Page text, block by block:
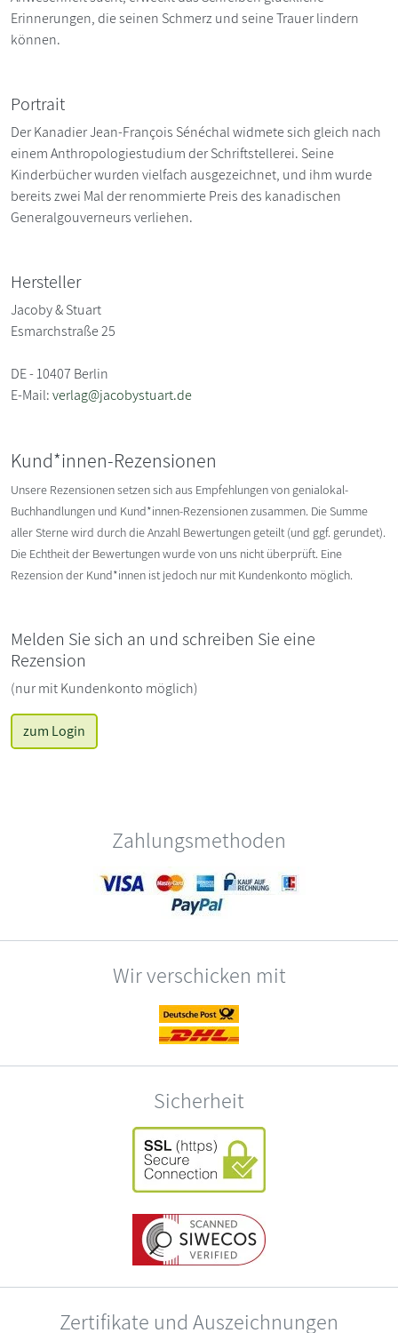
Erinnerungen, die seinen Schmerz und seine Trauer lindern
können.
Portrait
Der Kanadier Jean-François Sénéchal widmete sich gleich nach
einem Anthropologiestudium der Schriftstellerei. Seine
Kinderbücher wurden vielfach ausgezeichnet, und ihm wurde
bereits zwei Mal der renommierte Preis des kanadischen
Generalgouverneurs verliehen.
Hersteller
Jacoby & Stuart
Esmarchstraße 25
DE - 10407 Berlin
E-Mail:verlag@jacobystuart.de
Kund*innen-Rezensionen
Unsere Rezensionen setzen sich aus Empfehlungen von genialokal-
Buchhandlungen und Kund*innen-Rezensionen zusammen. Die Summe
aller Sterne wird durch die Anzahl Bewertungen geteilt (und ggf. gerundet).
Die Echtheit der Bewertungen wurde von uns nicht überprüft. Eine
Rezension der Kund*innen ist jedoch nur mit Kundenkonto möglich.
Melden Sie sich an und schreiben Sie eine
Rezension
(nur mit Kundenkonto möglich)
zum Login
Zahlungsmethoden
Wir verschicken mit
Sicherheit
Zertifikate und Auszeichnungen